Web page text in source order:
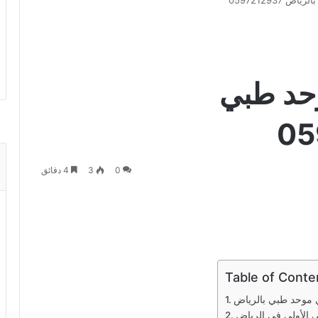
طبي
0
3
Table of
الأولى في الرياض